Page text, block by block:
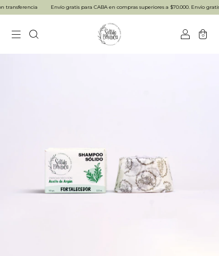
Envío gratis para CABA en compras superiores a $70.000. Envío gratis
0